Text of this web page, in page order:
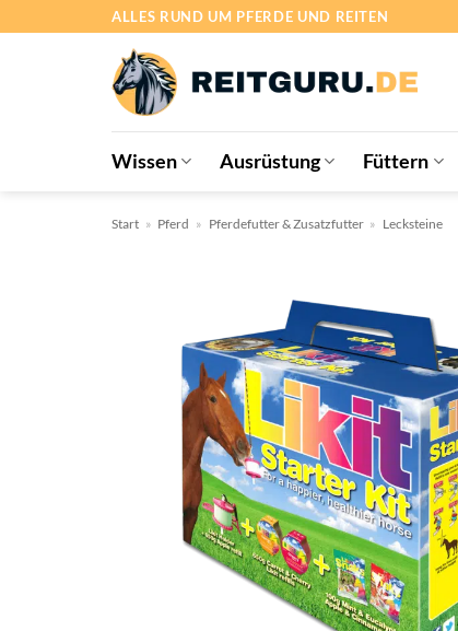
ALLES RUND UM PFERDE UND REITEN
Wissen Ausrüstung Füttern
Start » Pferd » Pferdefutter & Zusatzfutter » Lecksteine